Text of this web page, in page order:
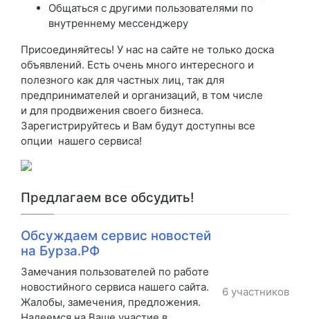
Общаться с другими пользователями по
внутреннему мессенджеру
Присоединяйтесь! У нас на сайте не только доска
объявлений. Есть очень много интересного и
полезного как для частных лиц, так для
предпринимателей и организаций, в том числе
и для продвижения своего бизнеса.
Зарегистрируйтесь и Вам будут доступны все
опции нашего сервиса!
Предлагаем все обсудить!
Обсуждаем сервис новостей
на Бурза.РФ
Замечания пользователей по работе
новостийного сервиса нашего сайта.
Жалобы, замечения, предложения.
6 участников